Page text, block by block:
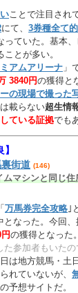
ことで注目され
にて、 3券種全て
っていた。基本
とが多い。
アムアリーナ 」
3840円の獲得と
の現場で撮った
載らない超生情
ている証拠でも
】
街道 (146)
ムマシンと同じ
万馬券完全攻略 ｣
となった。今回
の獲得となった。
た参加者もいたの
は地方競馬・土
れていないが、
予想サイトだ。